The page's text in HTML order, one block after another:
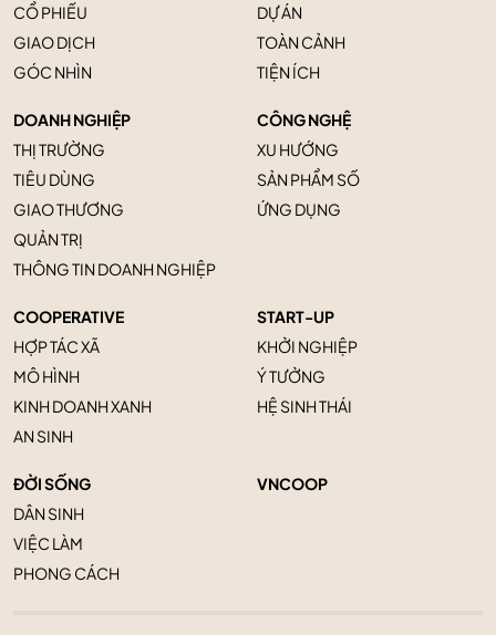
CỔ PHIẾU
GIAO DỊCH
GÓC NHÌN
DỰ ÁN
TOÀN CẢNH
TIỆN ÍCH
DOANH NGHIỆP
THỊ TRƯỜNG
TIÊU DÙNG
GIAO THƯƠNG
QUẢN TRỊ
THÔNG TIN DOANH NGHIỆP
CÔNG NGHỆ
XU HƯỚNG
SẢN PHẨM SỐ
ỨNG DỤNG
COOPERATIVE
HỢP TÁC XÃ
MÔ HÌNH
KINH DOANH XANH
AN SINH
START-UP
KHỞI NGHIỆP
Ý TƯỞNG
HỆ SINH THÁI
ĐỜI SỐNG
DÂN SINH
VIỆC LÀM
PHONG CÁCH
VNCOOP